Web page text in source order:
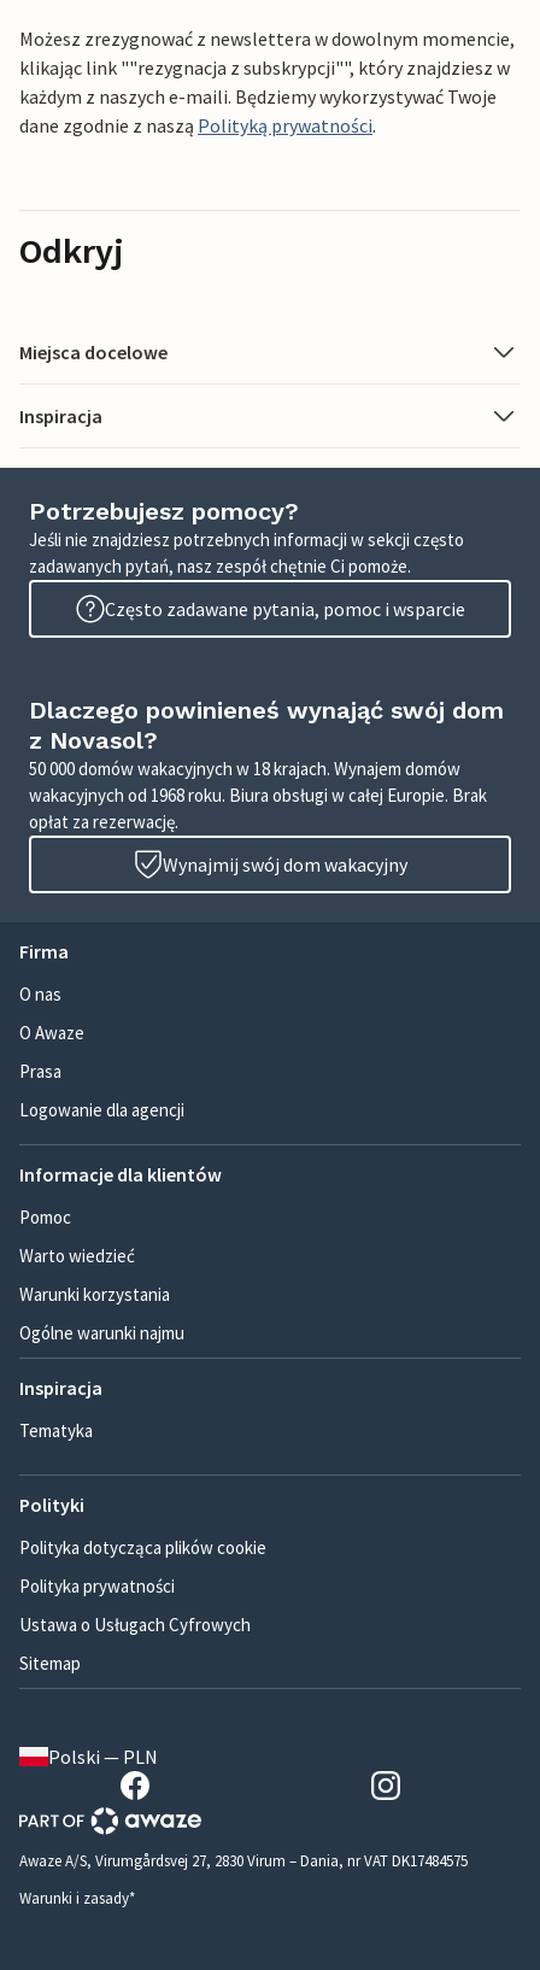
Możesz zrezygnować z newslettera w dowolnym momencie,
klikając link ""rezygnacja z subskrypcji"", który znajdziesz w
każdym z naszych e-maili. Będziemy wykorzystywać Twoje
dane zgodnie z naszą Polityką prywatności.
Odkryj
Miejsca docelowe
Inspiracja
Potrzebujesz pomocy?
Jeśli nie znajdziesz potrzebnych informacji w sekcji często
zadawanych pytań, nasz zespół chętnie Ci pomoże.
Często zadawane pytania, pomoc i wsparcie
Dlaczego powinieneś wynająć swój dom
z Novasol?
50 000 domów wakacyjnych w 18 krajach. Wynajem domów
wakacyjnych od 1968 roku. Biura obsługi w całej Europie. Brak
opłat za rezerwację.
Wynajmij swój dom wakacyjny
Firma
O nas
O Awaze
Prasa
Logowanie dla agencji
Informacje dla klientów
Pomoc
Warto wiedzieć
Warunki korzystania
Ogólne warunki najmu
Inspiracja
Tematyka
Polityki
Polityka dotycząca plików cookie
Polityka prywatności
Ustawa o Usługach Cyfrowych
Sitemap
Polski — PLN
Awaze A/S, Virumgårdsvej 27, 2830 Virum – Dania, nr VAT DK17484575
Warunki i zasady*